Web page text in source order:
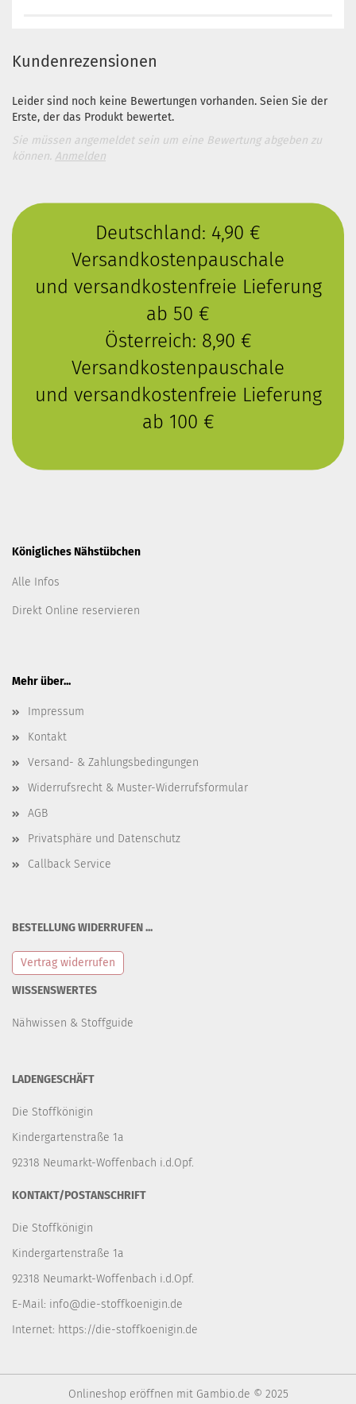
Kundenrezensionen
Leider sind noch keine Bewertungen vorhanden. Seien Sie der
Erste, der das Produkt bewertet.
Sie müssen angemeldet sein um eine Bewertung abgeben zu
können. Anmelden
Deutschland: 4,90 €
Versandkostenpauschale
und versandkostenfreie Lieferung
ab 50 €
Österreich: 8,90 €
Versandkostenpauschale
und versandkostenfreie Lieferung
ab 100 €
Königliches Nähstübchen
Alle Infos
Direkt Online reservieren
Mehr über...
Impressum
Kontakt
Versand- & Zahlungsbedingungen
Widerrufsrecht & Muster-Widerrufsformular
AGB
Privatsphäre und Datenschutz
Callback Service
BESTELLUNG WIDERRUFEN ...
Vertrag widerrufen
WISSENSWERTES
Nähwissen & Stoffguide
LADENGESCHÄFT
Die Stoffkönigin
Kindergartenstraße 1a
92318 Neumarkt-Woffenbach i.d.Opf.
KONTAKT/POSTANSCHRIFT
Die Stoffkönigin
Kindergartenstraße 1a
92318 Neumarkt-Woffenbach i.d.Opf.
E-Mail: info@die-stoffkoenigin.de
Internet: https://die-stoffkoenigin.de
Onlineshop eröffnen mit Gambio.de © 2025